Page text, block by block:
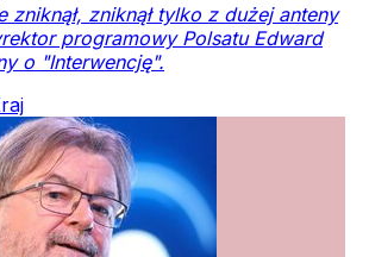
zniknął, zniknął tylko z dużej anteny
programowy Polsatu Edward
o "Interwencję".